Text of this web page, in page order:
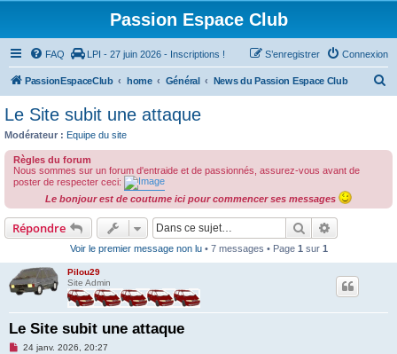
Passion Espace Club
FAQ LPI - 27 juin 2026 - Inscriptions ! Connexion
S’enregistrer
PassionEspaceClub home Général News du Passion Espace Club
c
Le Site subit une attaque
Modérateur : Equipe du site
Règles du forum
Nous sommes sur un forum d'entraide et de passionnés, assurez-vous avant de
poster de respecter ceci:
Le bonjour est de coutume ici pour commencer ses messages
Répondre Rechercher
Voir le premier message non lu• 7 messages • Page 1 sur 1
Pilou29
Site Admin
Le Site subit une attaque
M24 janv. 2026, 20:27